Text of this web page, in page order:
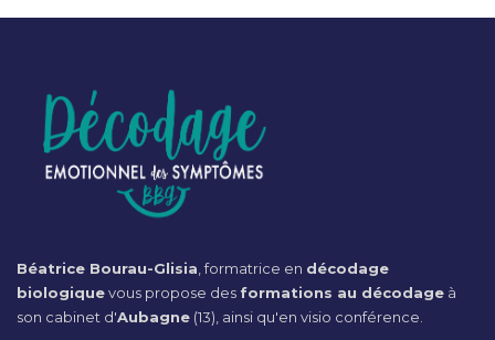
Béatrice Bourau-Glisia , formatrice en décodage
biologiquevous propose des formations au décodage à
son cabinet d'Aubagne (13), ainsi qu'en visio conférence.